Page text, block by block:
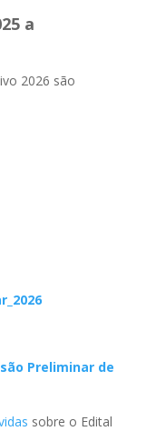
a
2026 são
Preliminar de
sobre o Edital